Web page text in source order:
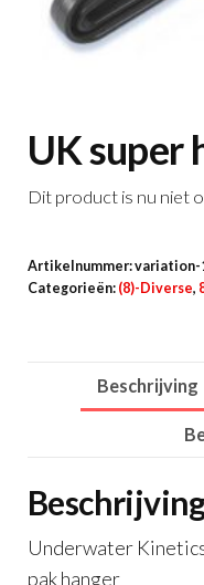
UK super
Dit product is nu niet
Artikelnummer:variation-
Categorieën: (8)-Diverse,
Beschrijving
Underwater
pak hanger